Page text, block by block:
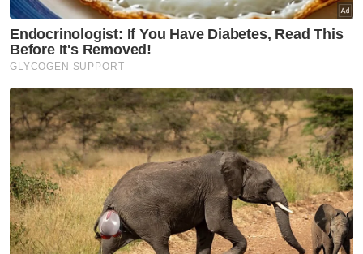
Media Sosial
Akaun Scam
Merak Jalanan
Artikel Disyorkan